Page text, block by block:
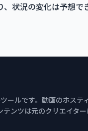
状況の変化は予想で
ールです。動画のホステ
テンツは元のクリエイター